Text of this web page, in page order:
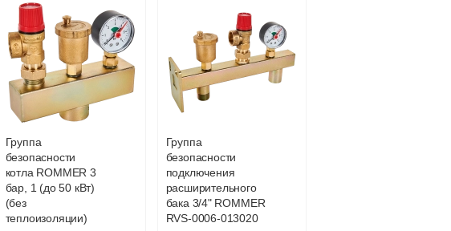
до подъезда
Подробнее об оплате
Группа
безопасности
котла ROMMER 3
бар, 1 (до 50 кВт)
(без
теплоизоляции)
Группа
безопасности
подключения
расширительного
бака 3/4" ROMMER
RVS-0006-013020